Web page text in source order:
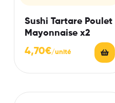
Sushi Tartare Poulet
Mayonnaise x2
4,70€